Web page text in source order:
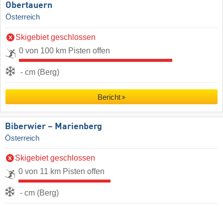
Obertauern
Österreich
Skigebiet geschlossen
0 von 100 km Pisten offen
- cm (Berg)
Bericht
Biberwier – Marienberg
Österreich
Skigebiet geschlossen
0 von 11 km Pisten offen
- cm (Berg)